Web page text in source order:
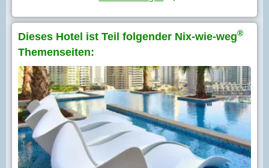
Dieses Hotel ist Teil folgender Nix-wie-weg®
Themenseiten: